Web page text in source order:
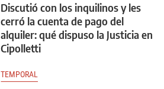
Discutió con los inquilinos y les
cerró la cuenta de pago del
alquiler: qué dispuso la Justicia en
Cipolletti
TEMPORAL